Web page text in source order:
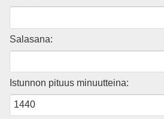
Salasana:
Istunnon pituus minuutteina: